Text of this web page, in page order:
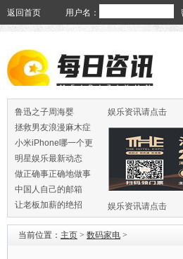
返回首页 用户名：
鲁迅之子周海婴
拯救男友浪漫麻木症
小米iPhone哪一个更
火
明星娱乐最新动态
做正确事正确地做事
中国人自己的邮箱
让老板加薪的绝招
娱乐资讯请点击
娱乐资讯请点击
当前位置： 主页 > 数码家电 >